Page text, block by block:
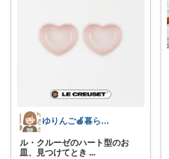
ゆりんご🍎暮らしにまつわるおすすめ品
ル・クルーゼのハート型のお
皿、見つけてとき ...